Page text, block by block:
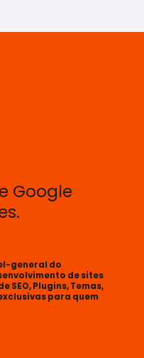
Google
general do
de sites
SEO, Plugins, Temas,
para quem